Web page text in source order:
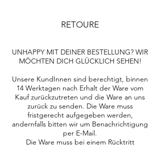
RETOURE
UNHAPPY MIT DEINER BESTELLUNG? WIR
MÖCHTEN DICH GLÜCKLICH SEHEN!
Unsere KundInnen sind berechtigt, binnen
14 Werktagen nach Erhalt der Ware vom
Kauf zurückzutreten und die Ware an uns
zurück zu senden. Die Ware muss
fristgerecht aufgegeben werden,
andernfalls bitten wir um Benachrichtigung
per E-Mail.
Die Ware muss bei einem Rücktritt